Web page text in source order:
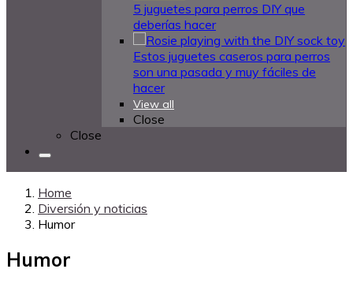
5 juguetes para perros DIY que
deberías hacer
Estos juguetes caseros para perros
son una pasada y muy fáciles de
hacer
View all
Close
Close
Home
Diversión y noticias
Humor
Humor